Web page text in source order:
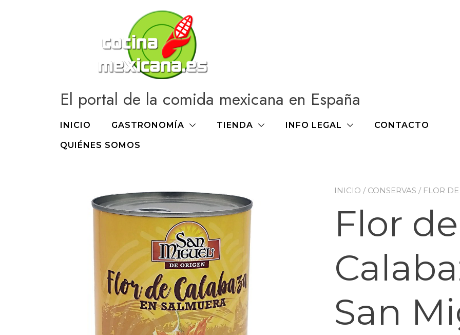
El portal de la comida mexicana en España
INICIO GASTRONOMÍA TIENDA INFO LEGAL CONTACTO
QUIÉNES SOMOS
INICIO / CONSERVAS / FLOR
Flor de
San